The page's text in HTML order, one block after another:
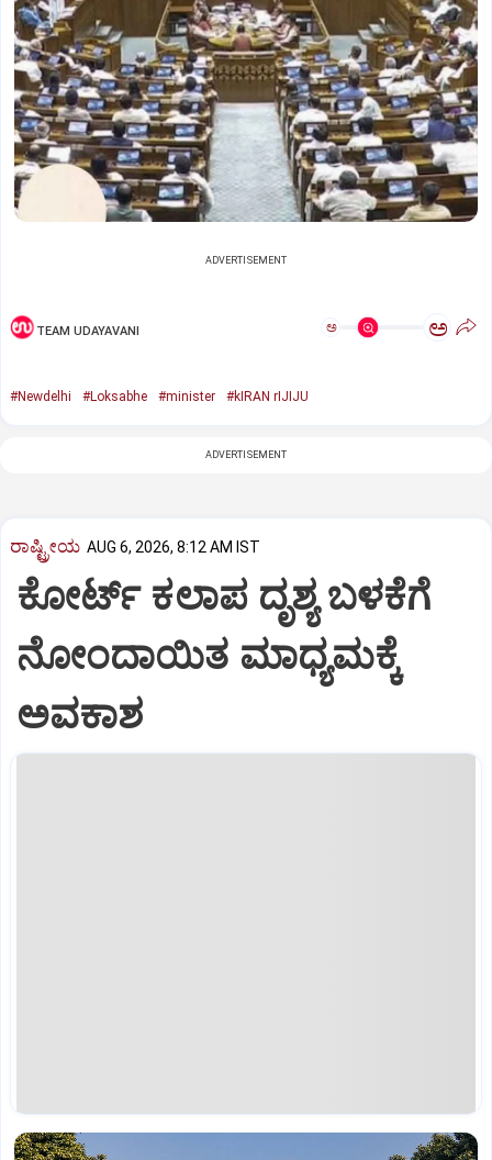
ADVERTISEMENT
TEAM UDAYAVANI ಅ ಅ
#Newdelhi #Loksabhe #minister #kIRAN rIJIJU
ADVERTISEMENT
ರಾಷ್ಟ್ರೀಯ AUG 6, 2026, 8:12 AM IST
ಕೋರ್ಟ್ ಕಲಾಪ ದೃಶ್ಯ ಬ‍ಳಕೆಗೆ
ನೋಂದಾಯಿತ ಮಾಧ್ಯಮಕ್ಕೆ
ಅವಕಾಶ